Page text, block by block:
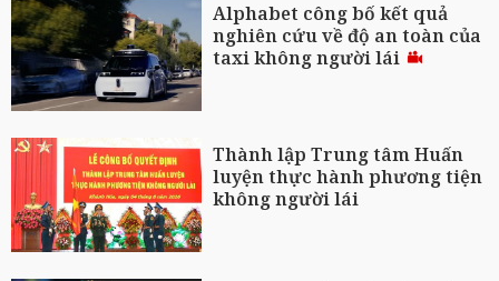
Alphabet công bố kết quả
nghiên cứu về độ an toàn của
taxi không người lái
Thành lập Trung tâm Huấn
luyện thực hành phương tiện
không người lái